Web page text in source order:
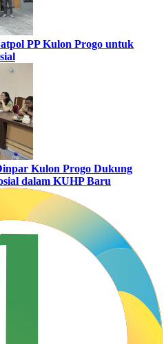
PP Kulon Progo untuk
Kulon Progo Dukung
dalam KUHP Baru